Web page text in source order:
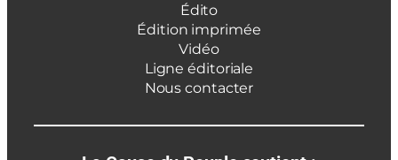
Édito
Édition imprimée
Vidéo
Ligne éditoriale
Nous contacter